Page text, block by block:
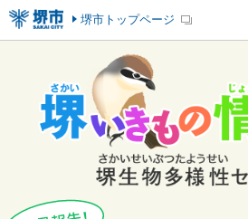
堺市トップページ